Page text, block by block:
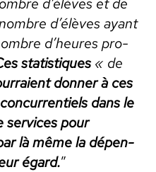
d’élèves ayant
d’heures pro­
sta­tis­tiques« de
don­ner à ces
dans le
ser­vices pour
là même la dépen­
égard.”